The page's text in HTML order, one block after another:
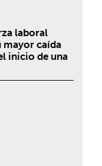
laboral
mayor caída
inicio de una